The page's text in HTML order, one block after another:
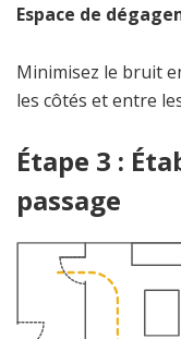
Espace de
Minimisez le bruit
les côtés et entre
Étape 3 :
passage